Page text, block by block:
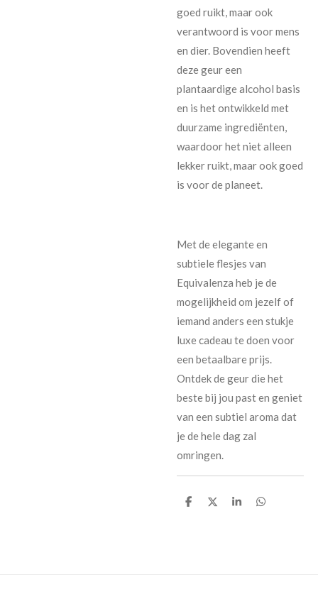
goed ruikt, maar ook
verantwoord is voor mens
en dier. Bovendien heeft
deze geur een
plantaardige alcohol basis
en is het ontwikkeld met
duurzame ingrediënten,
waardoor het niet alleen
lekker ruikt, maar ook goed
is voor de planeet.
Met de elegante en
subtiele flesjes van
Equivalenza heb je de
mogelijkheid om jezelf of
iemand anders een stukje
luxe cadeau te doen voor
een betaalbare prijs.
Ontdek de geur die het
beste bij jou past en geniet
van een subtiel aroma dat
je de hele dag zal
omringen.
D
D
S
D